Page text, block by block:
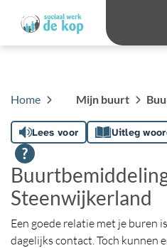
Home Mijn buurt
Lees voor Uitleg
Steenwijkerland
Een goede relatie met je buren
dagelijks contact. Toch kunnen